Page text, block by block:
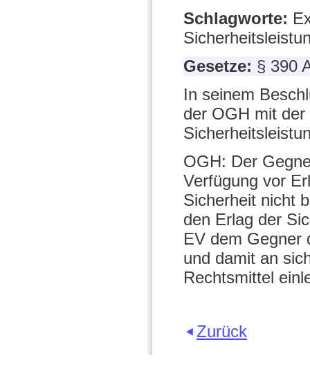
Schlagworte:
Gesetze: § 390
In seinem
der OGH mit
OGH: Der
Verfügung vor
Sicherheit nicht
den Erlag der
EV dem Gegner
und damit an
Rechtsmittel
Zurück